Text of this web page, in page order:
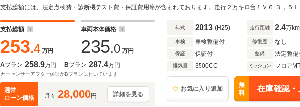
動サードシート オートテールゲート HIDライト LEDフォグ 社外サ
ップ 保証書・取説・スペアキ付
支払総額
253.4 万円
車両本体価格
235.0 万円
Aプラン 258.9万円 Bプラン 287.4万円
カーセンサーアフター保証がBプランに付いています
通常
ローン価格
月々 28,000円 詳細を見る
年式 2013 (H25) 走行距離 2.4万km
車検 車検整備付 修復歴 なし
保証 保証付 整備 法定整備
排気量 3500CC ミッション フロア
お気に入り追加
無
料
在庫確認・